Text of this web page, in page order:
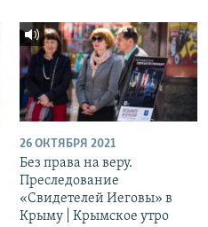
26 ОКТЯБРЯ 2021
Без права на веру.
Преследование
«Свидетелей Иеговы» в
Крыму | Крымское утро